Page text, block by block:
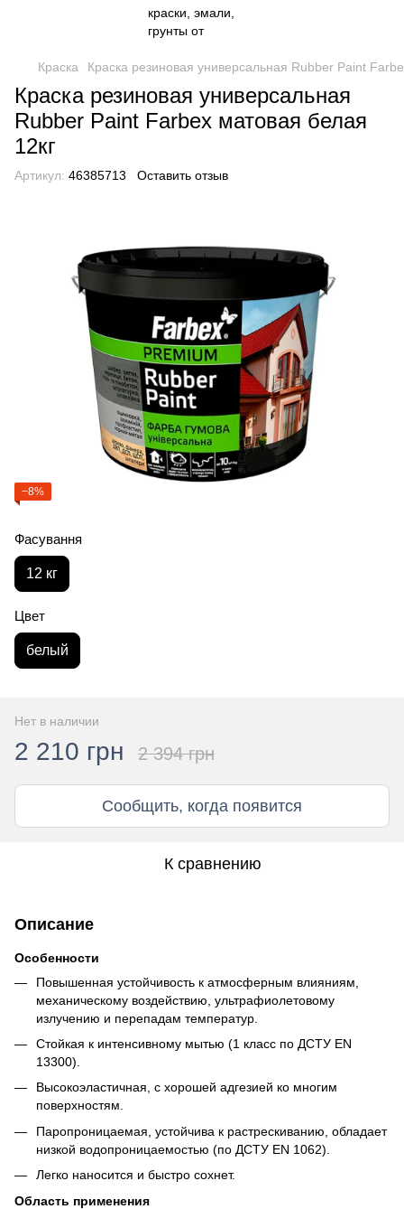
Краска Краска резиновая универсальная Rubber Paint
Краска резиновая универсальная
Rubber Paint Farbex матовая белая
12кг
Артикул: 46385713 Оставить отзыв
−8%
Фасування
12 кг
Цвет
белый
Нет в наличии
2 210 грн 2 394 грн
Сообщить, когда появится
К сравнению
Описание
Особенности
Повышенная устойчивость к атмосферным влияниям,
механическому воздействию, ультрафиолетовому
излучению и перепадам температур.
Стойкая к интенсивному мытью (1 класс по ДСТУ EN
13300).
Высокоэластичная, с хорошей адгезией ко многим
поверхностям.
Паропроницаемая, устойчива к растрескиванию, обладает
низкой водопроницаемостью (по ДСТУ EN 1062).
Легко наносится и быстро сохнет.
Область применения